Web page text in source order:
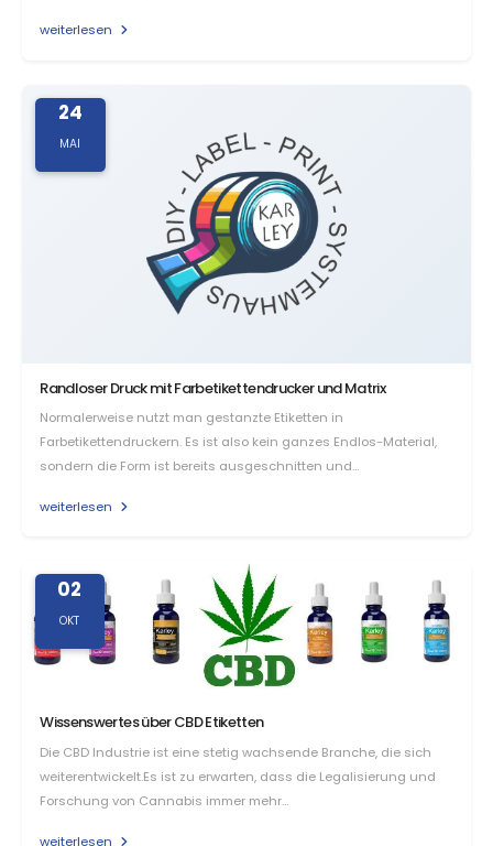
weiterlesen
24
MAI
Randloser Druck mit Farbetikettendrucker und Matrix
Normalerweise nutzt man gestanzte Etiketten in
Farbetikettendruckern. Es ist also kein ganzes Endlos-Material,
sondern die Form ist bereits ausgeschnitten und…
weiterlesen
02
OKT
Wissenswertes über CBD Etiketten
Die CBD Industrie ist eine stetig wachsende Branche, die sich
weiterentwickelt.Es ist zu erwarten, dass die Legalisierung und
Forschung von Cannabis immer mehr…
weiterlesen